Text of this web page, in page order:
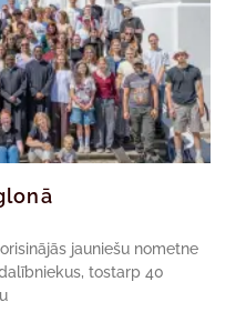
jauniešu nometne
tostarp 40